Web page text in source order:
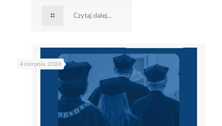
Czytaj dalej...
4 sierpnia, 2026